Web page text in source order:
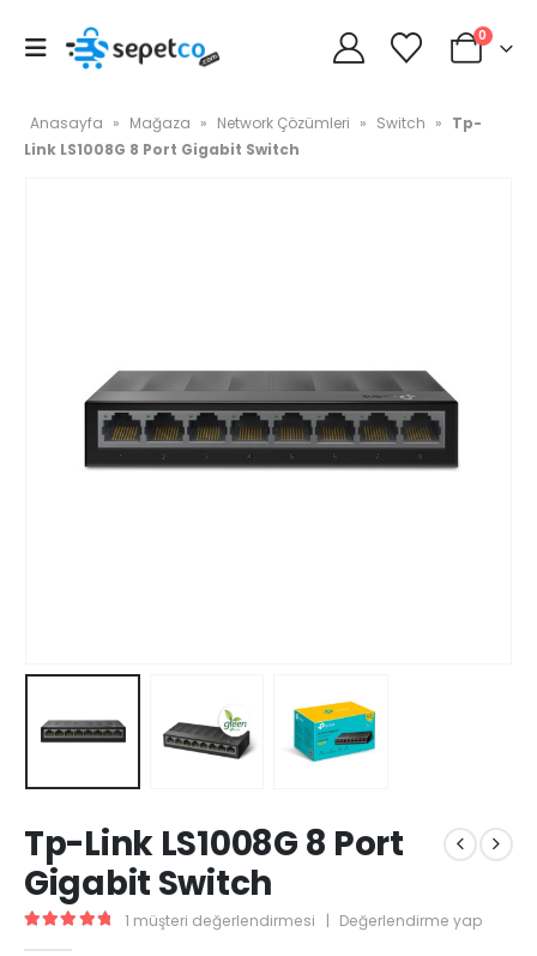
0
Anasayfa » Mağaza » Network Çözümleri » Switch » Tp-
Link LS1008G 8 Port Gigabit Switch
Tp-Link LS1008G 8 Port
Gigabit Switch
1 müşteri değerlendirmesi | Değerlendirme yap